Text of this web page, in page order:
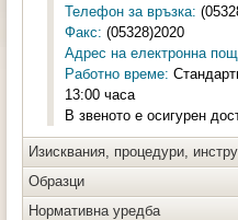
Телефон за връзка:
Факс: (05328)2020
Адрес на електронна
Работно време:
13:00 часа
В звеното е осигурен
Изисквания, процедури,
Образци
Нормативна уредба